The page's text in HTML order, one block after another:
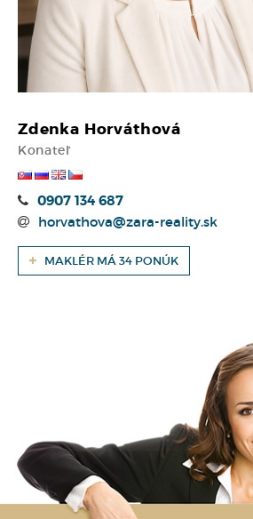
Zdenka Horváthová
Konateľ
0907 134 687
horvathova@zara-reality.sk
MAKLÉR MÁ 34 PONÚK